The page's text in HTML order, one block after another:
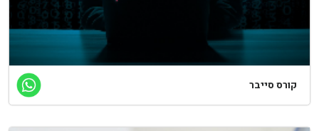
סייבר